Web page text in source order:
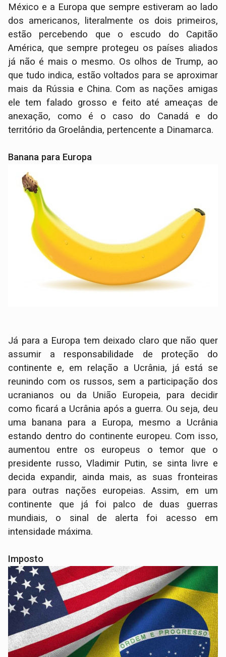
México e a Europa que sempre estiveram ao lado
dos americanos, literalmente os dois primeiros,
estão percebendo que o escudo do Capitão
América, que sempre protegeu os países aliados
já não é mais o mesmo. Os olhos de Trump, ao
que tudo indica, estão voltados para se aproximar
mais da Rússia e China. Com as nações amigas
ele tem falado grosso e feito até ameaças de
anexação, como é o caso do Canadá e do
território da Groelândia, pertencente a Dinamarca.
Banana para Europa
Já para a Europa tem deixado claro que não quer
assumir a responsabilidade de proteção do
continente e, em relação a Ucrânia, já está se
reunindo com os russos, sem a participação dos
ucranianos ou da União Europeia, para decidir
como ficará a Ucrânia após a guerra. Ou seja, deu
uma banana para a Europa, mesmo a Ucrânia
estando dentro do continente europeu. Com isso,
aumentou entre os europeus o temor que o
presidente russo, Vladimir Putin, se sinta livre e
decida expandir, ainda mais, as suas fronteiras
para outras nações europeias. Assim, em um
continente que já foi palco de duas guerras
mundiais, o sinal de alerta foi acesso em
intensidade máxima.
Imposto